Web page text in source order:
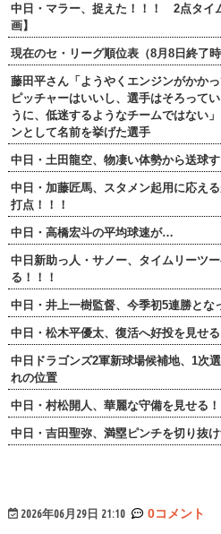
中日・マラー、捉えた！！！ 2点タイ
画】
現在のセ・リーグ順位表（8月8日終了時
藤田平さん「ようやくエンジンがかか
ピッチャーはいいし、選手はそろって
うに、低迷するようなチームではない
ンとして名前を挙げた選手
中日・土田龍空、物凄い体勢から送球
中日・加藤匠馬、スタメン起用に応え
打点！！！
中日・高橋宏斗の平均球速が…
中日新助っ人・サノー、タイムリーツ
る！！！
中日・井上一樹監督、今季初5連勝と
中日・松木平優太、復活へ好投を見せる
中日ドラゴンズ2軍新球場候補地、1次
れの位置
中日・村松開人、華麗な守備を見せる！
中日・吉田聖弥、満塁ピンチを切り抜け
2026年06月29日 21:10 0コメント